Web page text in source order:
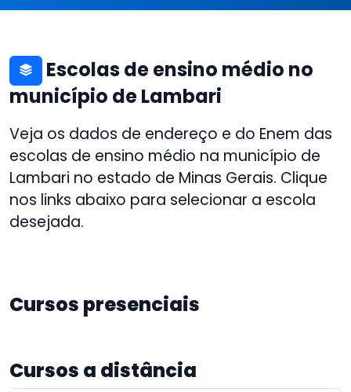
Escolas de ensino médio no
município de Lambari
Veja os dados de endereço e do Enem das
escolas de ensino médio na município de
Lambari no estado de Minas Gerais. Clique
nos links abaixo para selecionar a escola
desejada.
Cursos presenciais
Cursos a distância